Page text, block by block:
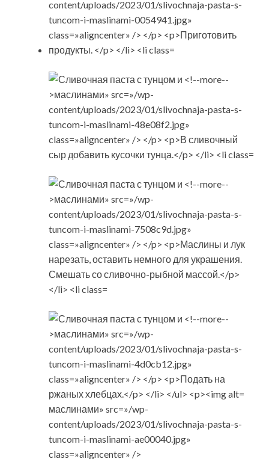
маслинами» src=»/wp-
content/uploads/2023/01/slivochnaja-pasta-s-
tuncom-i-maslinami-ae00040.jpg»
class=»aligncenter» />